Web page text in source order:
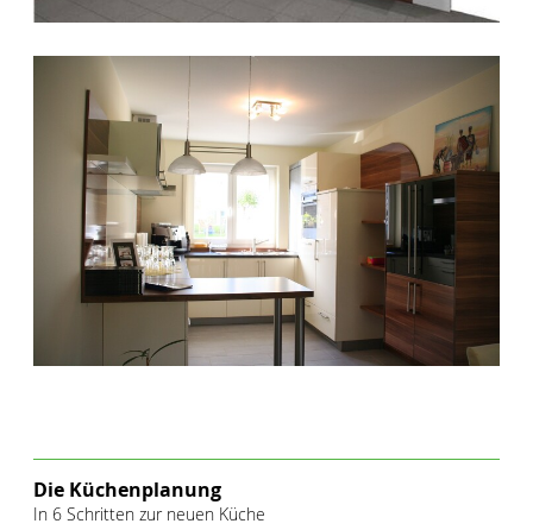
Die Küchenplanung
In 6 Schritten zur neuen Küche